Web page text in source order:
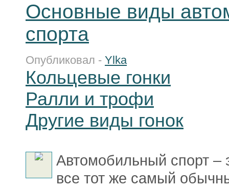
Основные виды
спорта
Опубликовал - Ylka
Кольцевые гонки
Ралли и трофи
Другие виды гонок
Автомобильный спорт –
все тот же самый